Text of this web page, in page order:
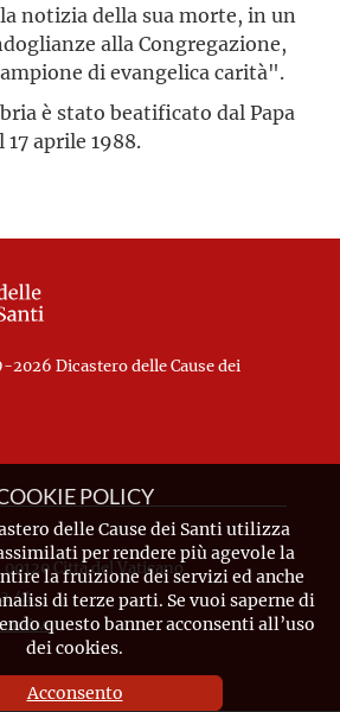
notizia della sua morte, in un
alla Congregazione,
di evangelica carità".
è stato beatificato dal Papa
aprile 1988.
Dicastero delle Cause dei
Città del Vaticano
POLICY
delle Cause dei Santi utilizza
per rendere più agevole la
la fruizione dei servizi ed anche
di terze parti. Se vuoi saperne di
questo banner acconsenti all’uso
dei cookies.
Acconsento